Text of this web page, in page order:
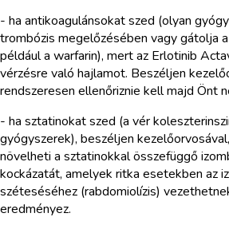
- ha antikoagulánsokat szed (olyan
trombózis megelőzésében vagy gátolja
például a warfarin), mert az Erlotinib
vérzésre való hajlamot. Beszéljen
rendszeresen ellenőriznie kell majd Önt
- ha sztatinokat szed (a vér
gyógyszerek), beszéljen
növelheti a sztatinokkal összefüggő
kockázatát, amelyek ritka esetekben az
széteséséhez (rabdomiolízis)
eredményez.